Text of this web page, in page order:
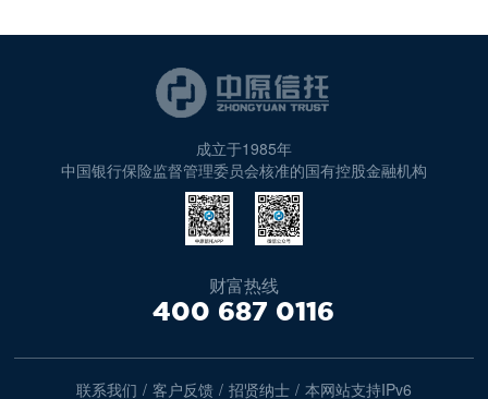
成立于1985年
中国银行保险监督管理委员会核准的国有控股金融机构
财富热线
400 687 0116
联系我们 / 客户反馈 / 招贤纳士 / 本网站支持IPv6